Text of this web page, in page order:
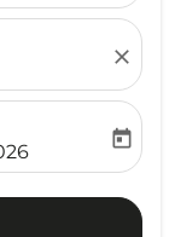
close
return-date-
today